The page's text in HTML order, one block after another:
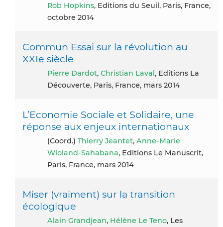
Rob Hopkins, Editions du Seuil, Paris, France,
octobre 2014
Commun Essai sur la révolution au
XXIe siècle
Pierre Dardot, Christian Laval, Editions La
Découverte, Paris, France, mars 2014
L’Economie Sociale et Solidaire, une
réponse aux enjeux internationaux
(coord.) Thierry Jeantet, Anne-Marie
Wioland-Sahabana, Editions Le Manuscrit,
Paris, France, mars 2014
Miser (vraiment) sur la transition
écologique
Alain Grandjean, Hélène Le Teno, Les